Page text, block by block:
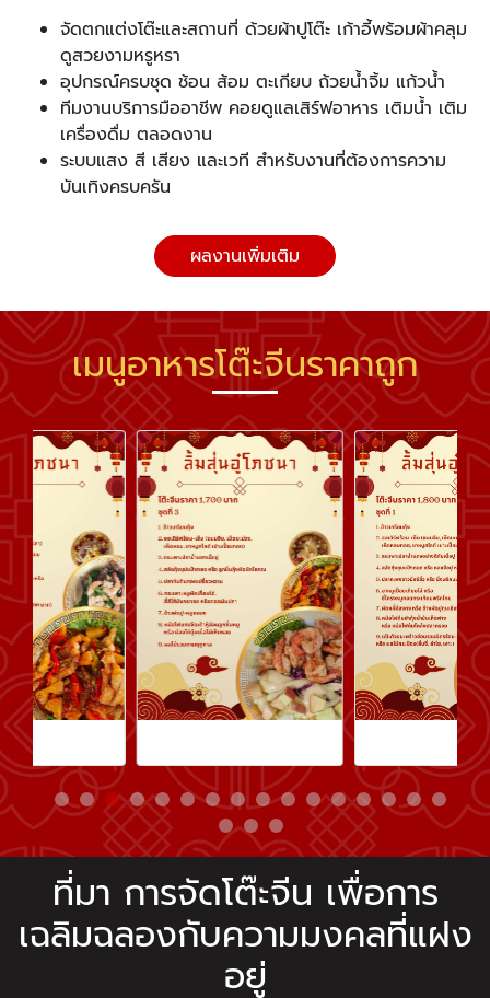
จัดตกแต่งโต๊ะและสถานที่ ด้วยผ้าปูโต๊ะ เก้าอี้พร้อมผ้าคลุม
ดูสวยงามหรูหรา
อุปกรณ์ครบชุด ช้อน ส้อม ตะเกียบ ถ้วยน้ำจิ้ม แก้วน้ำ
ทีมงานบริการมืออาชีพ คอยดูแลเสิร์ฟอาหาร เติมน้ำ เติม
เครื่องดื่ม ตลอดงาน
ระบบแสง สี เสียง และเวที สำหรับงานที่ต้องการความ
บันเทิงครบครัน
ผลงานเพิ่มเติม
เมนูอาหารโต๊ะจีนราคาถูก
ที่มา การจัดโต๊ะจีน เพื่อการ
เฉลิมฉลองกับความมงคลที่แฝง
อยู่